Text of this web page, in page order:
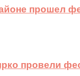
прошел
провели